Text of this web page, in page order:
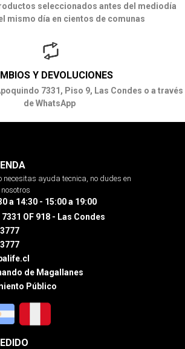
seleccionados antes del mediodía
mismo día en cientos de comunas
Y DEVOLUCIONES
7331, Piso 9, Las Condes o a través
de WhatsApp
necesitas ayuda tecnica, no dudes en
a 14:30 - 15:00 a 19:00
OF 918 - Las Condes
de Magallanes
Público